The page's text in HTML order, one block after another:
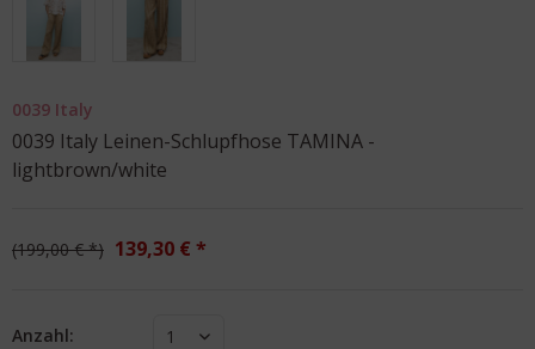
0039 Italy
0039 Italy Leinen-Schlupfhose TAMINA -
lightbrown/white
199,00 € * 139,30 € *
Anzahl: 1